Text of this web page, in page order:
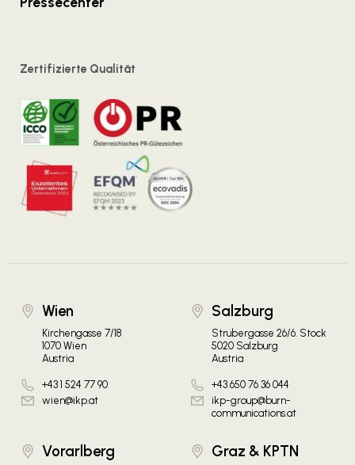
Zertifizierte Qualität
Wien
Kirchengasse 7/18
1070 Wien
Austria
+43 1 524 77 90
wien@ikp.at
Salzburg
Strubergasse 26/6. Stock
5020 Salzburg
Austria
+43 650 76 36 044
ikp-group@burn-
communications.at
Vorarlberg Graz & KPTN